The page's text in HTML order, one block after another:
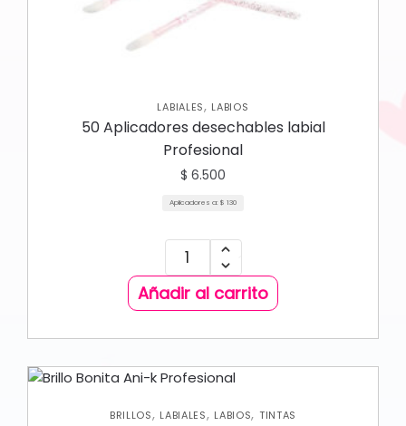
LABIALES, LABIOS
50 Aplicadores desechables labial
Profesional
$ 6.500
Aplicadores a: $ 130
Añadir al carrito
BRILLOS, LABIALES, LABIOS, TINTAS